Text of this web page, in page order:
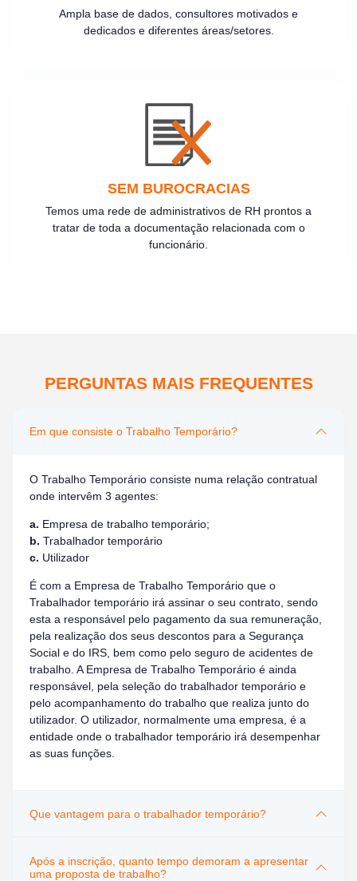
Ampla base de dados, consultores motivados e
dedicados e diferentes áreas/setores.
SEM BUROCRACIAS
Temos uma rede de administrativos de RH prontos a
tratar de toda a documentação relacionada com o
funcionário.
PERGUNTAS MAIS FREQUENTES
Em que consiste o Trabalho Temporário?
O Trabalho Temporário consiste numa relação contratual
onde intervêm 3 agentes:
a. Empresa de trabalho temporário;
b. Trabalhador temporário
c. Utilizador
É com a Empresa de Trabalho Temporário que o
Trabalhador temporário irá assinar o seu contrato, sendo
esta a responsável pelo pagamento da sua remuneração,
pela realização dos seus descontos para a Segurança
Social e do IRS, bem como pelo seguro de acidentes de
trabalho. A Empresa de Trabalho Temporário é ainda
responsável, pela seleção do trabalhador temporário e
pelo acompanhamento do trabalho que realiza junto do
utilizador. O utilizador, normalmente uma empresa, é a
entidade onde o trabalhador temporário irá desempenhar
as suas funções.
Que vantagem para o trabalhador temporário?
Após a inscrição, quanto tempo demoram a apresentar
uma proposta de trabalho?